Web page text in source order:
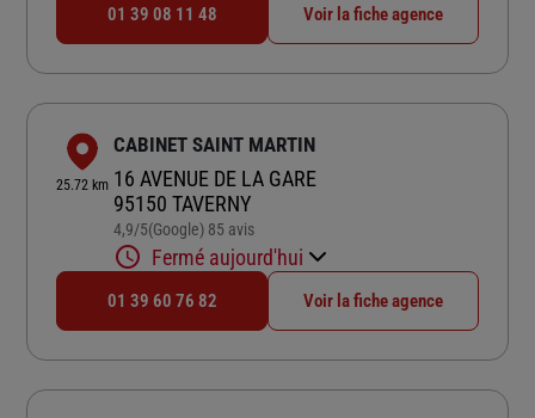
01 39 08 11 48 Voir la fiche agence
25.72 km
CABINET SAINT MARTIN
16 AVENUE DE LA GARE
95150 TAVERNY
4,9/5Note de 4.9 sur 5
(Google) 85 avis
Fermé aujourd'hui
01 39 60 76 82 Voir la fiche agence